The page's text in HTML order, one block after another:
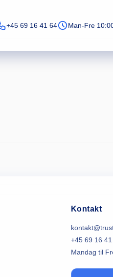
+45 69 16 41 64 Man-Fre
Kontakt
+45 69 16
Mandag til